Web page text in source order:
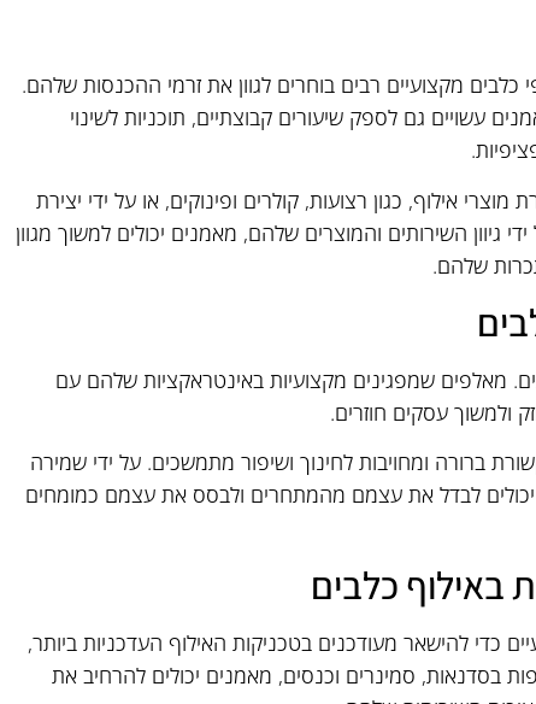
מקצועיים רבים בוחרים לגוון את זרמי ההכנסות שלהם.
עשויים גם לספק שיעורים קבוצתיים, תוכניות לשינוי
אילוף, כגון רצועות, קולרים ופינוקים, או על ידי יצירת
גיוון השירותים והמוצרים שלהם, מאמנים יכולים למשוך מגוון
שלהם.
מאלפים שמפגינים מקצועיות באינטראקציות שלהם עם
ולמשוך עסקים חוזרים.
ברורה ומחויבות לחינוך ושיפור מתמשכים. על ידי שמירה
לבדל את עצמם מהמתחרים ולבסס את עצמם כמומחים
כלבים
כדי להישאר מעודכנים בטכניקות האילוף העדכניות ביותר,
בסדנאות, סמינרים וכנסים, מאמנים יכולים להרחיב את